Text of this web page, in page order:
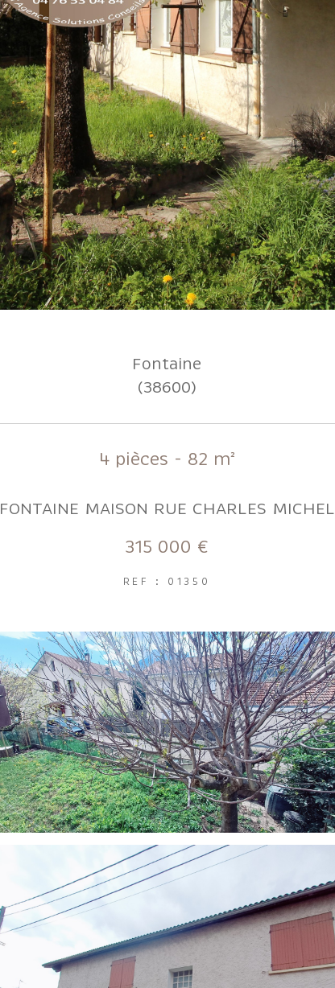
Fontaine
(38600)
4 pièces - 82 m²
FONTAINE MAISON RUE CHARLES MICHEL
315 000 €
REF : 01350